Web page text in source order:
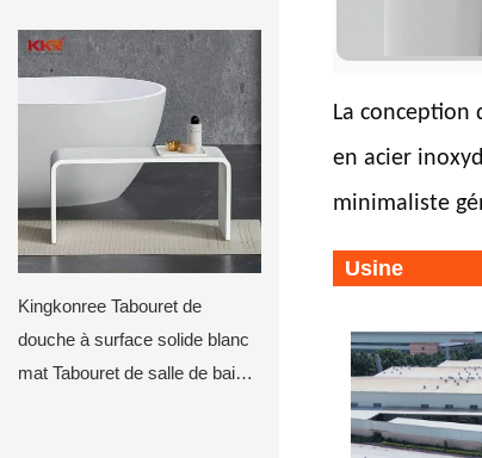
Kingkonree Tabouret de
douche à surface solide blanc
mat Tabouret de salle de bain
La
en acier
minimaliste
Usine